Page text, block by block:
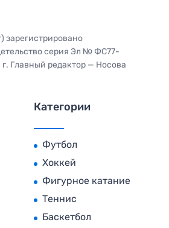
зарегистрировано
серия Эл № ФС77-
г. Главный редактор — Носова
Категории
Футбол
Хоккей
Фигурное катание
Теннис
Баскетбол